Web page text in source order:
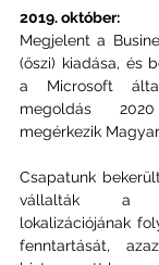
2019. október:
Megjelent a
(őszi) kiadása, és
a Microsoft
megoldás
megérkezik
Csapatunk
vállalták a
lokalizációjának
fenntartását,